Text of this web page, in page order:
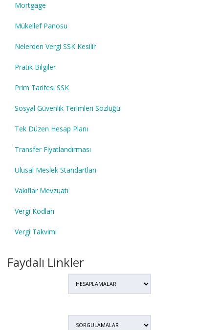
Mortgage
Mükellef Panosu
Nelerden Vergi SSK Kesilir
Pratik Bilgiler
Prim Tarifesi SSK
Sosyal Güvenlik Terimleri Sözlüğü
Tek Düzen Hesap Planı
Transfer Fiyatlandırması
Ulusal Meslek Standartları
Vakıflar Mevzuatı
Vergi Kodları
Vergi Takvimi
Faydalı Linkler